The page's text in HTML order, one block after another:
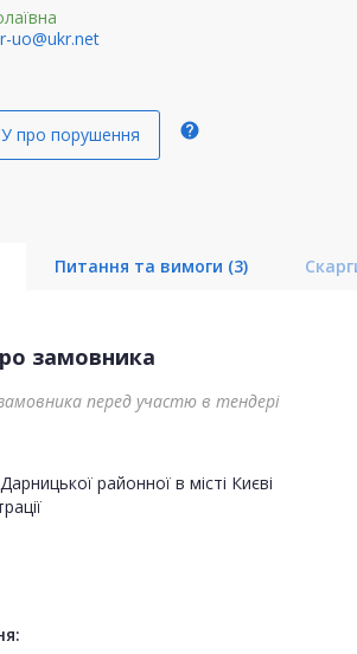
uo@ukr.net
про порушення help
Питання та вимоги (3)
замовника
перед участю в тендері
районної в місті Києві